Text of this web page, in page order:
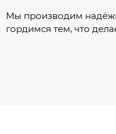
Мы производим
гордимся тем, что